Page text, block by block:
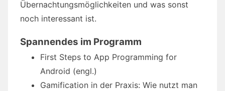
Übernachtungsmöglichkeiten und was sonst
noch interessant ist.
Spannendes im Programm
First Steps to App Programming for
Android (engl.)
Gamification in der Praxis: Wie nutzt man